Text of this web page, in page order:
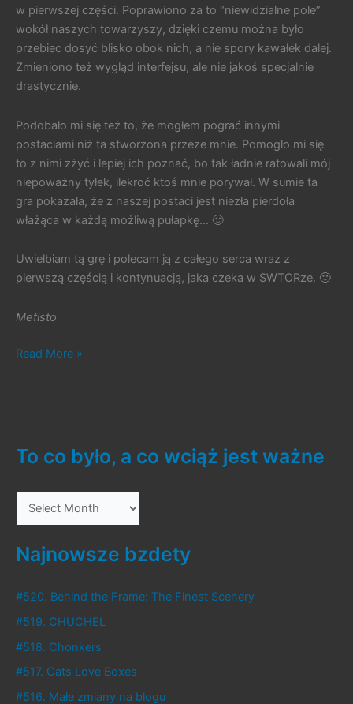
w pierwszej części. Poprawiono za to “niewidzialne pole”
wokół naszych towarzyszy, dzięki czemu można było
przebiec dosyć blisko obok nich, a nie spory kawałek dalej.
Zmieniono też wygląd interfejsu, ale nie jakoś specjalnie
drastycznie.
Podobało mi się też to, że mogłem pograć innymi
postaciami niż ta stworzona przeze mnie. Pomogło mi się
to z nimi zżyć i lepiej ich poznać, bo tak ładnie ratowali mój
niepoważny tyłek, ilekroć ktoś mnie porywał. W sumie ta
gra pokazała, że z naszej postaci jest niezła pierdoła
włażąca w każdą możliwą pułapkę… 🙂
Uwielbiam tą grę i polecam ją z całego serca wraz z
pierwszą częścią i kontynuacją, jaka czeka w SWTORze. 🙂
Mefisto
#309.
the
Old
The
Lords
Read More »
To co było, a co wciąż jest ważne
o
c
b
y
Najnowsze bzdety
#520. Behind the Frame: The Finest Scenery
#519. CHUCHEL
#518. Chonkers
#517. Cats Love Boxes
#516. Małe zmiany na blogu